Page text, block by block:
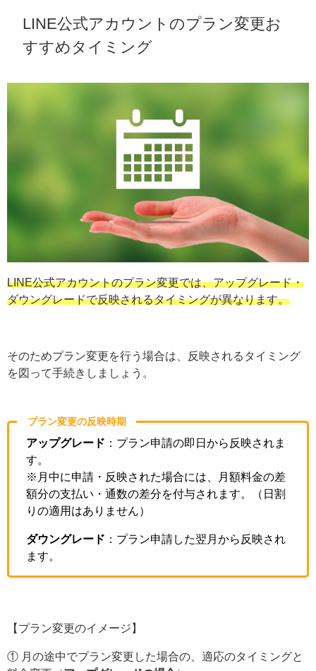
LINE公式アカウントのプラン変更お
すすめタイミング
LINE公式アカウントのプラン変更では、アップグレード・
ダウングレードで反映されるタイミングが異なります。
そのためプラン変更を行う場合は、反映されるタイミング
を図って手続きしましょう。
プラン変更の反映時期
アップグレード ：プラン申請の即日から反映されま
す。
※月中に申請・反映された場合には、月額料金の差
額分の支払い・通数の差分を付与されます。（日割
りの適用はありません）
ダウングレード ：プラン申請した翌月から反映され
ます。
【プラン変更のイメージ】
① 月の途中でプラン変更した場合の、適応のタイミングと